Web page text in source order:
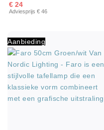
€ 24
Adviesprijs € 46
Aanbieding